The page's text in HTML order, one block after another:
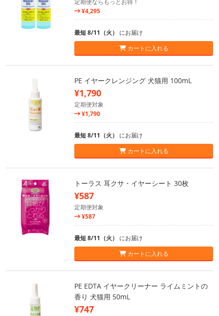
定期便ならもっとお得！
¥4,295
最短 8/11（火） にお届け
カートに入れる
PE イヤークレンジング 犬猫用 100mL
¥1,790
定期便対象
¥1,790
最短 8/11（火） にお届け
カートに入れる
トーラス 耳クサ・イヤーシート 30枚
¥587
定期便対象
¥587
最短 8/11（火） にお届け
カートに入れる
PE EDTA イヤークリーナー ライムミントの
香り 犬猫用 50mL
¥747